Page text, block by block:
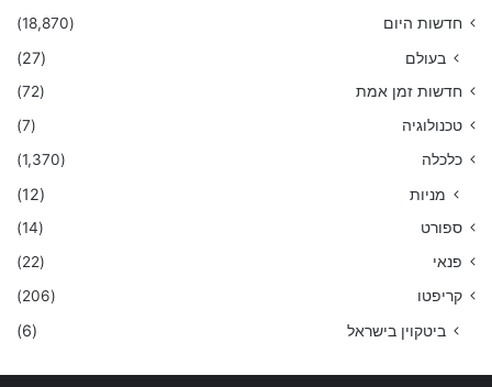
חדשות היום
(18,870)
בעולם (27)
חדשות זמן אמת
(72)
טכנולוגיה
(7)
כלכלה
(1,370)
מניות (12)
ספורט
(14)
פנאי
(22)
קריפטו
(206)
ביטקוין בישראל (6)